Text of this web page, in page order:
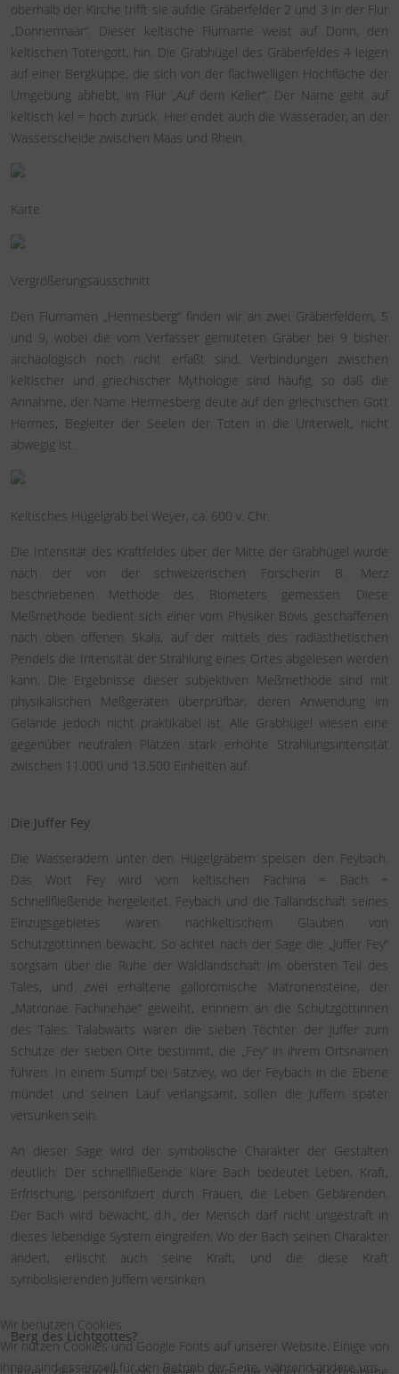
oberhalb der Kirche trifft sie aufdie Gräberfelder 2 und 3 in der Flur
„Donnermaar“. Dieser keltische Flurname weist auf Donn, den
keltischen Totengott, hin. Die Grabhügel des Gräberfeldes 4 leigen
auf einer Bergkuppe, die sich von der flachwelligen Hochfläche der
Umgebung abhebt, im Flur „Auf dem Keller“. Der Name geht auf
keltisch kel = hoch zurück. Hier endet auch die Wasserader, an der
Wasserscheide zwischen Maas und Rhein.
Karte
Vergrößerungsausschnitt
Den Flurnamen „Hermesberg“ finden wir an zwei Gräberfeldern, 5
und 9, wobei die vom Verfasser gemuteten Gräber bei 9 bisher
archäologisch noch nicht erfaßt sind. Verbindungen zwischen
keltischer und griechischer Mythologie sind häufig, so daß die
Annahme, der Name Hermesberg deute auf den griechischen Gott
Hermes, Begleiter der Seelen der Toten in die Unterwelt, nicht
abwegig ist.
Keltisches Hügelgrab bei Weyer, ca. 600 v. Chr.
Die Intensität des Kraftfeldes über der Mitte der Grabhügel wurde
nach der von der schweizerischen Forscherin B. Merz
beschriebenen Methode des Biometers gemessen. Diese
Meßmethode bedient sich einer vom Physiker Bovis geschaffenen
nach oben offenen Skala, auf der mittels des radiästhetischen
Pendels die Intensität der Strahlung eines Ortes abgelesen werden
kann. Die Ergebnisse dieser subjektiven Meßmethode sind mit
physikalischen Meßgeräten überprüfbar, deren Anwendung im
Gelände jedoch nicht praktikabel ist. Alle Grabhügel wiesen eine
gegenüber neutralen Plätzen stark erhöhte Strahlungsintensität
zwischen 11.000 und 13.500 Einheiten auf.
Die Juffer Fey
Die Wasseradern unter den Hügelgräbern speisen den Feybach.
Das Wort Fey wird vom keltischen Fachina = Bach =
Schnellfließende hergeleitet. Feybach und die Tallandschaft seines
Einzugsgebietes waren nachkeltischem Glauben von
Schutzgöttinnen bewacht. So achtet nach der Sage die „Juffer Fey“
sorgsam über die Ruhe der Waldlandschaft im obersten Teil des
Tales, und zwei erhaltene gallorömische Matronensteine, der
„Matronae Fachinehae“ geweiht, erinnern an die Schutzgöttinnen
des Tales. Talabwärts waren die sieben Töchter der Juffer zum
Schutze der sieben Orte bestimmt, die „Fey“ in ihrem Ortsnamen
führen. In einem Sumpf bei Satzvey, wo der Feybach in die Ebene
mündet und seinen Lauf verlangsamt, sollen die Juffern später
versunken sein.
An dieser Sage wird der symbolische Charakter der Gestalten
deutlich: Der schnellfließende klare Bach bedeutet Leben, Kraft,
Erfrischung, personifiziert durch Frauen, die Leben Gebärenden.
Der Bach wird bewacht, d.h., der Mensch darf nicht ungestraft in
dieses lebendige System eingreifen. Wo der Bach seinen Charakter
ändert, erlischt auch seine Kraft, und die diese Kraft
symbolisierenden Juffern versinken.
Berg des Lichtgottes?
Wir benutzen Cookies
Wir nutzen Cookies und Google Fonts auf unserer Website. Einige von
ihnen sind essenziell für den Betrieb der Seite, während andere uns